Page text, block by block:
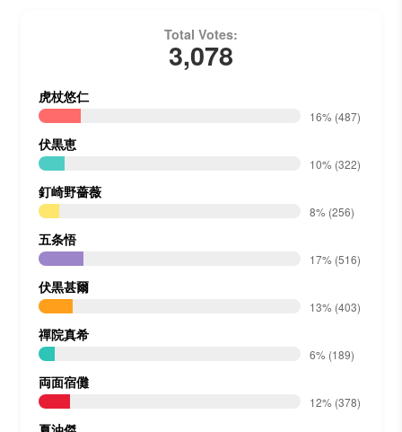
Total Votes:
3,078
虎杖悠仁
16% (487)
伏黒恵
10% (322)
釘崎野薔薇
8% (256)
五条悟
17% (516)
伏黒甚爾
13% (403)
禪院真希
6% (189)
両面宿儺
12% (378)